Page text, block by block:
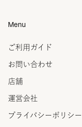
Menu
ご利用ガイド
お問い合わせ
店舗
運営会社
プライバシーポリシー